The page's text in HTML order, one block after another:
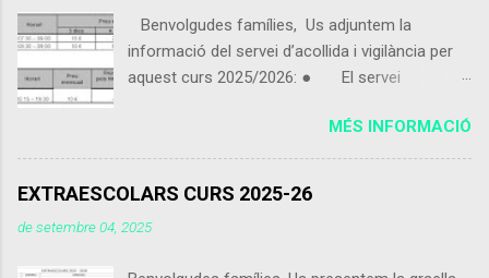
Benvolgudes famílies, Us adjuntem la
informació del servei d’acollida i vigilància per
aquest curs 2025/2026: ● El servei
setembre 2025. ● Els alumnes que vinguin
de 07:30 a 09:00 podran portar alguna cosa per
esmorzar que no sigui excessiu. ● Els
vigilància de dimecres 15:15 a 16:30 encara que
MÉS INFORMACIÓ
EXTRAESCOLARS CURS 2025-26
de setembre 04, 2025